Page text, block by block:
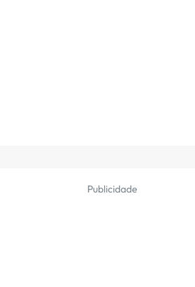
Publicidade